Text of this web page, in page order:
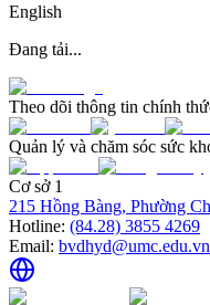
English
Đang tải...
Theo dõi thông tin chính
Quản lý và chăm sóc sức
Cơ sở 1
215 Hồng Bàng, Phường
Hotline: (84.28) 3855 4269
Email: bvdhyd@umc.edu.vn